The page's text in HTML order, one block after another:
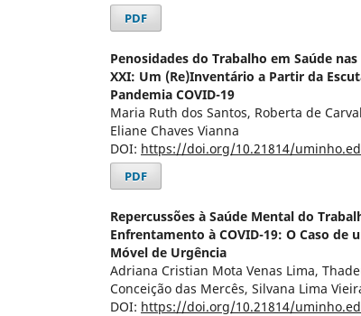
PDF
Penosidades do Trabalho em Saúde
XXI: Um (Re)Inventário a Partir da
Pandemia COVID-19
Maria Ruth dos Santos, Roberta de
Eliane Chaves Vianna
DOI: https://doi.org/10.21814/
PDF
Repercussões à Saúde Mental do
Enfrentamento à COVID-19: O Caso de
Móvel de Urgência
Adriana Cristian Mota Venas Lima,
Conceição das Mercês, Silvana Lima
DOI: https://doi.org/10.21814/